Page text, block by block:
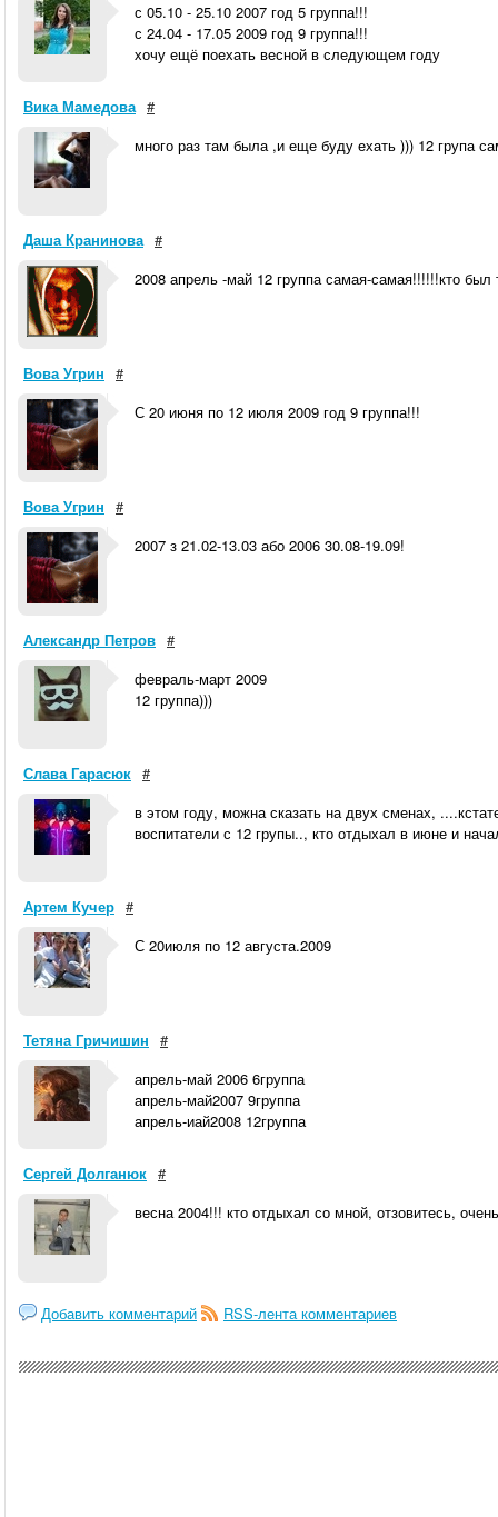
с 05.10 - 25.10 2007 год 5 группа!!!
с 24.04 - 17.05 2009 год 9 группа!!!
хочу ещё поехать весной в следующем году
Вика Мамедова #
много раз там была ,и еще буду ехать ))) 12 група
Даша Кранинова #
2008 апрель -май 12 группа самая-самая!!!!!!кто был
Вова Угрин #
С 20 июня по 12 июля 2009 год 9 группа!!!
Вова Угрин #
2007 з 21.02-13.03 або 2006 30.08-19.09!
Александр Петров #
февраль-март 2009
12 группа)))
Слава Гарасюк #
в этом году, можна сказать на двух сменах,
воспитатели с 12 групы.., кто отдыхал в июне и
Артем Кучер #
С 20июля по 12 августа.2009
Тетяна Гричишин #
апрель-май 2006 6группа
апрель-май2007 9группа
апрель-иай2008 12группа
Сергей Долганюк #
весна 2004!!! кто отдыхал со мной, отзовитесь,
Добавить комментарий RSS-лента комментариев